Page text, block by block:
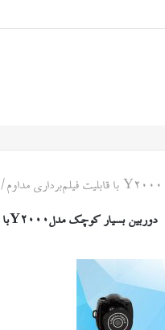
/
دوربین بسیار کوچک مدلY2000با قابلیت فیلمبرداری